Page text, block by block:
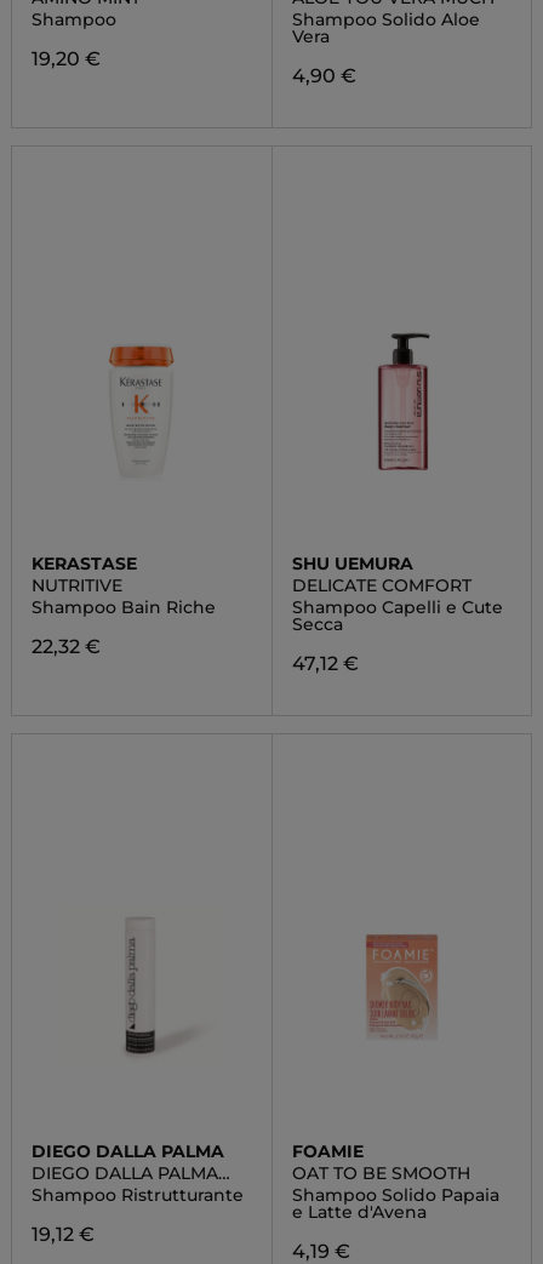
Shampoo
19,20 €
Shampoo Solido Aloe
Vera
4,90 €
KERASTASE
NUTRITIVE
Shampoo Bain Riche
22,32 €
SHU UEMURA
DELICATE COMFORT
Shampoo Capelli e Cute
Secca
47,12 €
DIEGO DALLA PALMA
DIEGO DALLA PALMA
COLLEZIONE BELLEZZA
Shampoo Ristrutturante
19,12 €
FOAMIE
OAT TO BE SMOOTH
Shampoo Solido Papaia
e Latte d'Avena
4,19 €